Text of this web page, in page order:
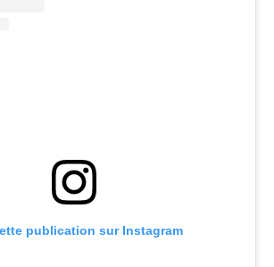
publication sur Instagram